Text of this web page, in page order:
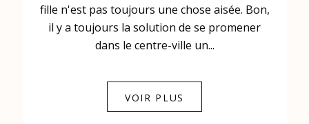
fille n'est pas toujours une chose aisée. Bon,
il y a toujours la solution de se promener
dans le centre-ville un...
VOIR PLUS
Strasbourg, France